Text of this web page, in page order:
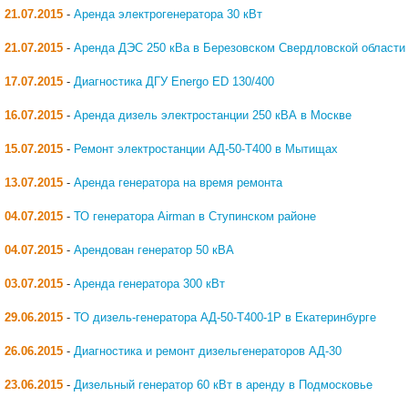
21.07.2015 - Аренда электрогенератора 30 кВт
21.07.2015 - Аренда ДЭС 250 кВа в Березовском Свердловской области
17.07.2015 - Диагностика ДГУ Energo ED 130/400
16.07.2015 - Аренда дизель электростанции 250 кВА в Москве
15.07.2015 - Ремонт электростанции АД-50-Т400 в Мытищах
13.07.2015 - Аренда генератора на время ремонта
04.07.2015 - ТО генератора Airman в Ступинском районе
04.07.2015 - Арендован генератор 50 кВА
03.07.2015 - Аренда генератора 300 кВт
29.06.2015 - ТО дизель-генератора АД-50-Т400-1Р в Екатеринбурге
26.06.2015 - Диагностика и ремонт дизельгенераторов АД-30
23.06.2015 - Дизельный генератор 60 кВт в аренду в Подмосковье